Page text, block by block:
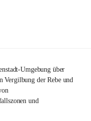
Umgebung über
Vergilbung der Rebe und
und